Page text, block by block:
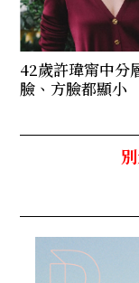
42歲許瑋甯中分
臉、方臉都顯小